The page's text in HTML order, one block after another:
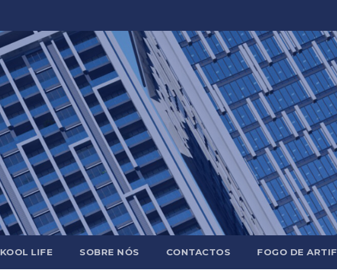
KOOL LIFE SOBRE NÓS CONTACTOS FOGO DE